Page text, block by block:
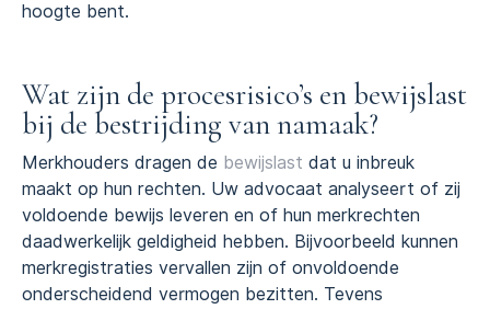
hoogte bent.
Wat zijn de procesrisico’s en bewijslast
bij de bestrijding van namaak?
Merkhouders dragen de bewijslast dat u inbreuk
maakt op hun rechten. Uw advocaat analyseert of zij
voldoende bewijs leveren en of hun merkrechten
daadwerkelijk geldigheid hebben. Bijvoorbeeld kunnen
merkregistraties vervallen zijn of onvoldoende
onderscheidend vermogen bezitten. Tevens